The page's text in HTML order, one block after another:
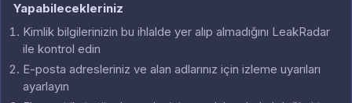
Yapabilecekleriniz
Kimlik bilgilerinizin bu ihlalde yer alıp almadığını LeakRadar
ile kontrol edin
E-posta adresleriniz ve alan adlarınız için izleme uyarıları
ayarlayın